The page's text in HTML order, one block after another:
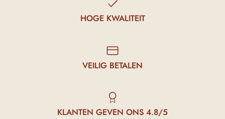
HOGE KWALITEIT
VEILIG BETALEN
KLANTEN GEVEN ONS 4.8/5